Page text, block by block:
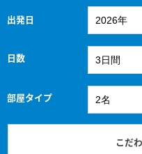
出発日
日数
部屋タイプ
こだ